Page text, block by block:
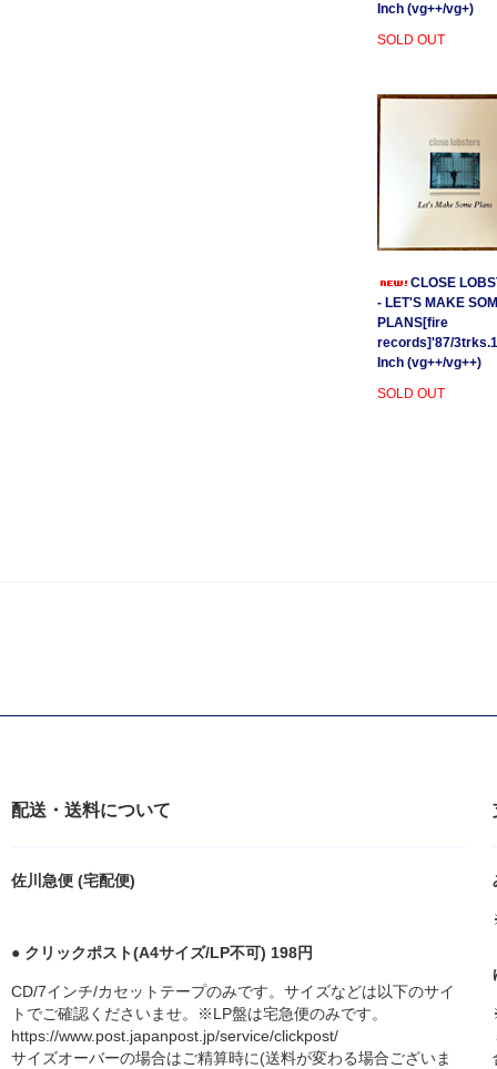
Inch (vg++/vg+)
SOLD OUT
CLOSE
- LET'S MAKE
PLANS[fire
records]'87/
Inch (vg++/vg++)
SOLD OUT
配送・送料について
佐川急便 (宅配便)
● クリックポスト(A4サイズ/LP不可) 198円
CD/7インチ/カセットテープのみです。サイズなどは以下のサイ
トでご確認くださいませ。※LP盤は宅急便のみです。
https://www.post.japanpost.jp/service/clickpost/
サイズオーバーの場合はご精算時に(送料が変わる場合ございま